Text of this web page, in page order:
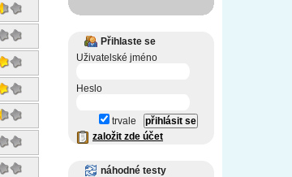
Přihlaste se
Uživatelské jméno
Heslo
trvale
založit zde účet
náhodné testy